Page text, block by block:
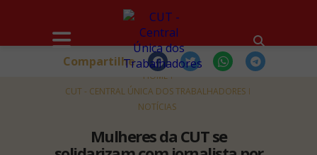
HOME
CUT - CENTRAL ÚNICA DOS TRABALHADORES
NOTÍCIAS
Mulheres da CUT se
Compartilhe